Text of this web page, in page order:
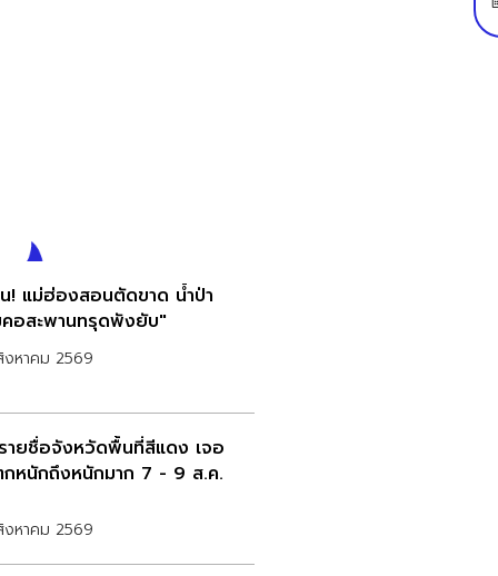
! แม่ฮ่องสอนตัดขาด น้ำป่า
อสะพานทรุดพังยับ"
หาคม 2569
ายชื่อจังหวัดพื้นที่สีแดง เจอ
หนักถึงหนักมาก 7 - 9 ส.ค.
หาคม 2569